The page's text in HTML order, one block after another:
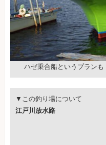
ハゼ乗合船というプランも
▼この釣り場について
江戸川放水路